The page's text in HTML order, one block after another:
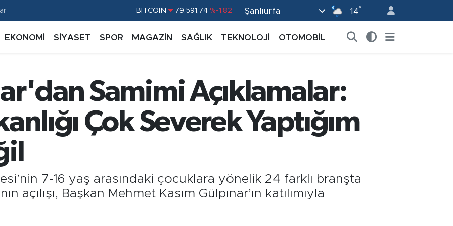
BITCOIN 79.591,74 %-1.82
G.ALTIN 6862,09000
BİST100 14.598,00 %0
Şanlıurfa 14°
EKONOMİ SİYASET SPOR MAGAZİN SAĞLIK TEKNOLOJİ OTOMOBİL
Samimi Açıklamalar:
Çok Severek Yaptığım
7-16 yaş arasındaki çocuklara yönelik 24 farklı branşta
açılışı, Başkan Mehmet Kasım Gülpınar’ın katılımıyla